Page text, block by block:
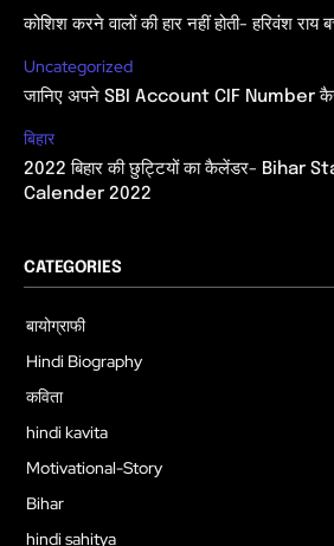
कोशिश करने वालों की हार नहीं होती- हरिवंश राय
Uncategorized
जानिए अपने SBI Account CIF Number
बिहार
2022 बिहार की छुट्टियों का कैलेंडर- Bihar
Calender 2022
CATEGORIES
बायोग्राफी
Hindi Biography
कविता
hindi kavita
Motivational-Story
Bihar
hindi sahitya